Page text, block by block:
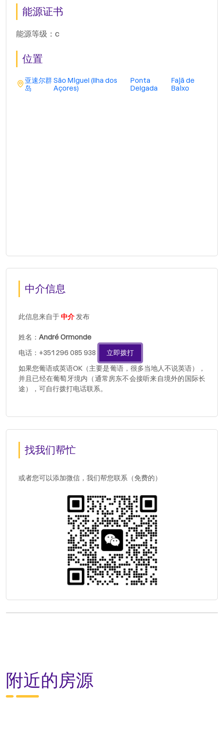
能源证书
能源等级：c
位置
亚速尔群
岛
São Miguel (Ilha dos
Açores)
Ponta
Delgada
Fajã de
Baixo
中介信息
此信息来自于中介发布
姓名： André Ormonde
电话：+351 296 085 938
立即拨打
如果您葡语或英语OK（主要是葡语，很多当地人不说英语），
并且已经在葡萄牙境内（通常房东不会接听来自境外的国际长
途），可自行拨打电话联系。
找我们帮忙
或者您可以添加微信，我们帮您联系（免费的）
附近的房源